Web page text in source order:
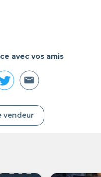
avec vos amis
vendeur